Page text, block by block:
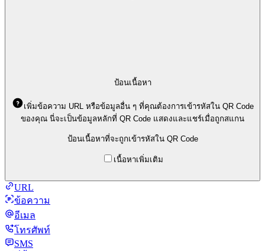
ป้อนเนื้อหา
เพิ่มข้อความ URL หรือข้อมูลอื่น ๆ ที่คุณต้องการเข้ารหัสใน QR Code
ของคุณ นี่จะเป็นข้อมูลหลักที่ QR Code แสดงและแชร์เมื่อถูกสแกน
ป้อนเนื้อหาที่จะถูกเข้ารหัสใน QR Code
เนื้อหาเพิ่มเติม
URL
ข้อความ
อีเมล
โทรศัพท์
SMS